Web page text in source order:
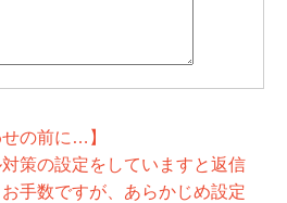
の前に…】
策の設定をしていますと返信
手数ですが、あらかじめ設定